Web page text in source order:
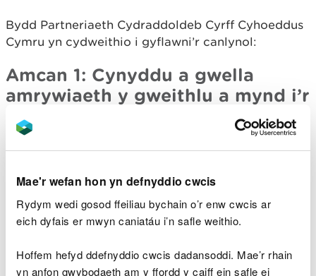
Mae'r wefan hon yn defnyddio cwcis
Rydym wedi gosod ffeiliau bychain o’r enw cwcis ar
eich dyfais er mwyn caniatáu i’n safle weithio.
Hoffem hefyd ddefnyddio cwcis dadansoddi. Mae’r rhain
yn anfon gwybodaeth am y ffordd y caiff ein safle ei
Bydd Partneriaeth Cydraddoldeb Cyrff Cyhoeddus
Cymru yn cydweithio i gyflawni’r canlynol:
Amcan 1: Cynyddu a gwella
amrywiaeth y gweithlu a mynd i’r
afael â bylchau cyflog.
cymunedau maent yn eu gwasanaethu.
Camau Gweithredu
Datblygu mentrau i ddileu rhwystrau i
gyflogaeth a chreu cyfleoedd i dargedu